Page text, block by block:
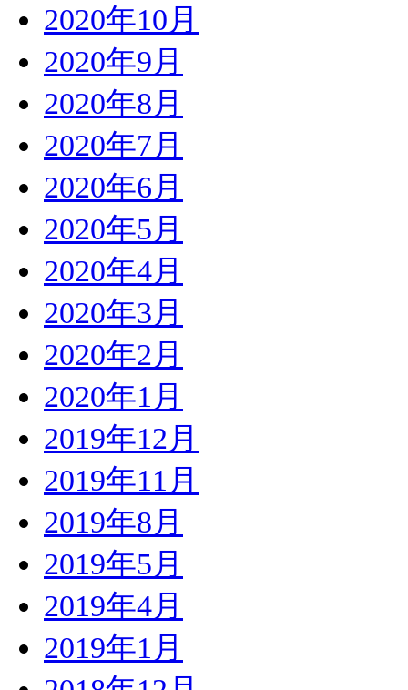
2020年10月
2020年9月
2020年8月
2020年7月
2020年6月
2020年5月
2020年4月
2020年3月
2020年2月
2020年1月
2019年12月
2019年11月
2019年8月
2019年5月
2019年4月
2019年1月